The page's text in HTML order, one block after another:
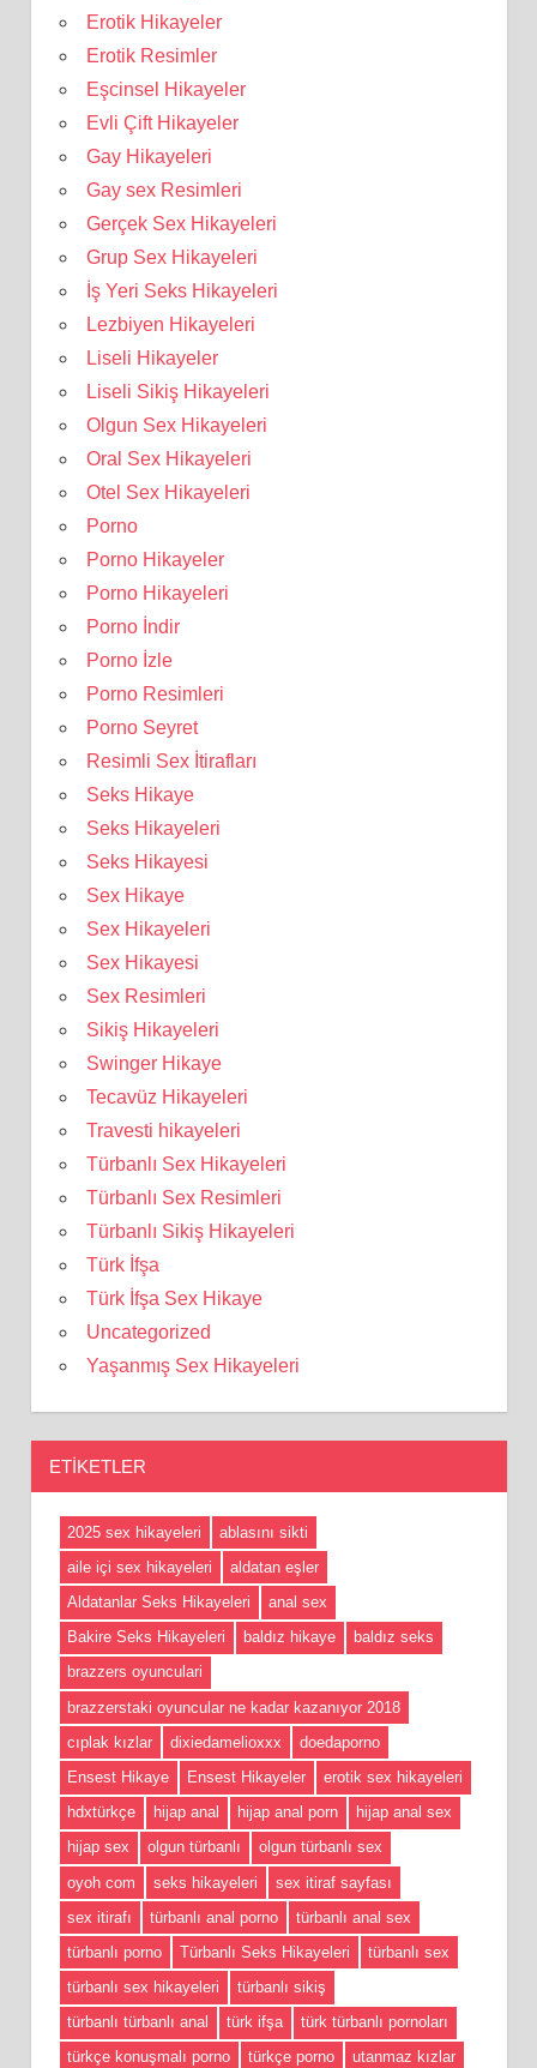
Erotik Hikayeler
Erotik Resimler
Eşcinsel Hikayeler
Evli Çift Hikayeler
Gay Hikayeleri
Gay sex Resimleri
Gerçek Sex Hikayeleri
Grup Sex Hikayeleri
İş Yeri Seks Hikayeleri
Lezbiyen Hikayeleri
Liseli Hikayeler
Liseli Sikiş Hikayeleri
Olgun Sex Hikayeleri
Oral Sex Hikayeleri
Otel Sex Hikayeleri
Porno
Porno Hikayeler
Porno Hikayeleri
Porno İndir
Porno İzle
Porno Resimleri
Porno Seyret
Resimli Sex İtirafları
Seks Hikaye
Seks Hikayeleri
Seks Hikayesi
Sex Hikaye
Sex Hikayeleri
Sex Hikayesi
Sex Resimleri
Sikiş Hikayeleri
Swinger Hikaye
Tecavüz Hikayeleri
Travesti hikayeleri
Türbanlı Sex Hikayeleri
Türbanlı Sex Resimleri
Türbanlı Sikiş Hikayeleri
Türk İfşa
Türk İfşa Sex Hikaye
Uncategorized
Yaşanmış Sex Hikayeleri
ETIKETLER
2025 sex hikayeleri
ablasını sikti
aile içi sex hikayeleri
aldatan eşler
Aldatanlar Seks Hikayeleri
anal sex
Bakire Seks Hikayeleri
baldız hikaye
baldız seks
brazzers oyunculari
brazzerstaki oyuncular ne kadar kazanıyor 2018
cıplak kızlar
dixiedamelioxxx
doedaporno
Ensest Hikaye
Ensest Hikayeler
erotik sex hikayeleri
hdxtürkçe
hijap anal hijap anal porn
hijap anal sex
hijap sex
olgun türbanlı
olgun türbanlı sex
oyoh com
seks hikayeleri
sex itiraf sayfası
sex itirafı
türbanlı anal porno
türbanlı anal sex
türbanlı porno
Türbanlı Seks Hikayeleri
türbanlı sex
türbanlı sex hikayeleri
türbanlı sikiş
türbanlı türbanlı anal
türk ifşa
türk türbanlı pornoları
türkçe konuşmalı porno
türkçe porno utanmaz kızlar